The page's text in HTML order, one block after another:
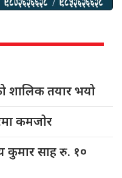
शालिक तयार भयो
कमजाेर
साह रु. १०